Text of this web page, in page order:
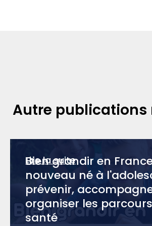
Autre publications
Bien grandir en
nouveau né à
prévenir,
organiser les
santé
Lire la suite